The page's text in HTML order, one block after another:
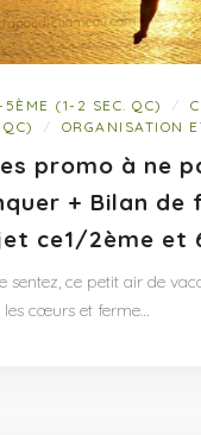
5ÈME (1-2 SEC. QC) /
/ ORGANISATION
promo à ne
+ Bilan de
ce1/2ème et
sentez, ce petit air de
les cœurs et ferme…